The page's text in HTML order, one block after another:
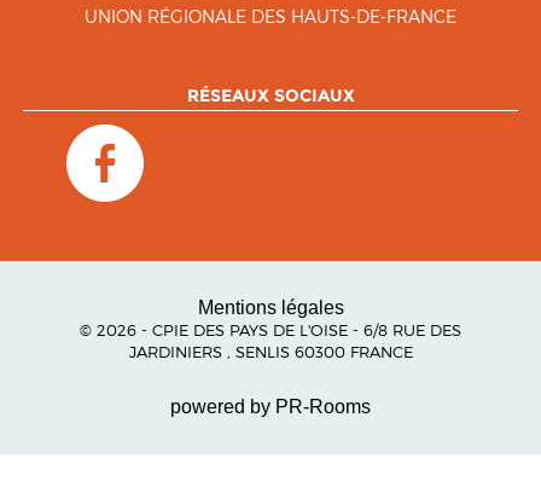
UNION RÉGIONALE DES HAUTS-DE-FRANCE
RÉSEAUX SOCIAUX
Mentions légales
© 2026 - CPIE DES PAYS DE L'OISE - 6/8 RUE DES
JARDINIERS , SENLIS 60300 FRANCE
powered by PR-Rooms